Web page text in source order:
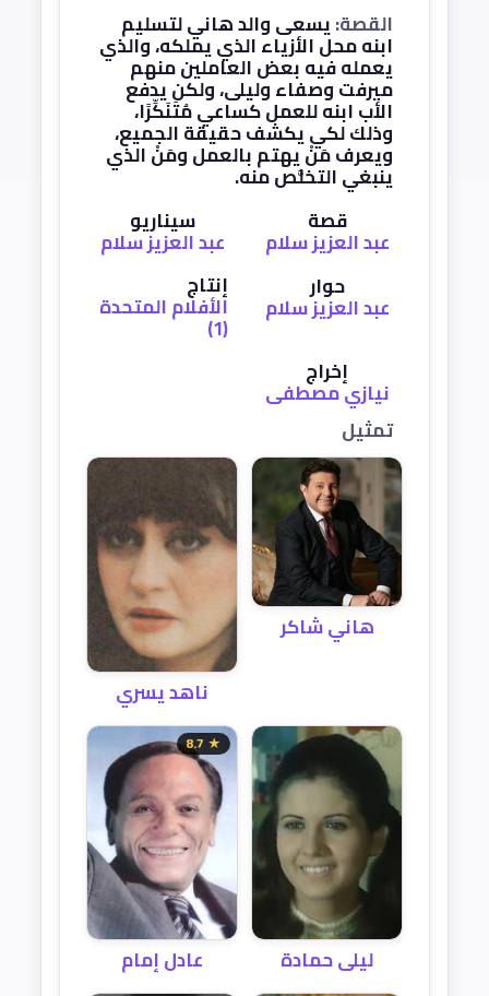
القصة:يسعى والد هاني لتسليم
ابنه محل الأزياء الذي يملكه، والذي
يعمله فيه بعض العاملين منهم
ميرفت وصفاء وليلى، ولكن يدفع
الأب ابنه للعمل كساعي مُتَنَكِّرًا،
وذلك لكي يكشف حقيقة الجميع،
ويعرف مَنْ يهتم بالعمل ومَنْ الذي
ينبغي التخلُّص منه.
قصة
عبد العزيز سلام
سيناريو
عبد العزيز سلام
حوار
عبد العزيز سلام
إنتاج
الأفلام المتحدة
(1)
إخراج
نيازي مصطفى
تمثيل
هاني شاكر
ناهد يسري
ليلى حمادة
★ 8.7
عادل إمام